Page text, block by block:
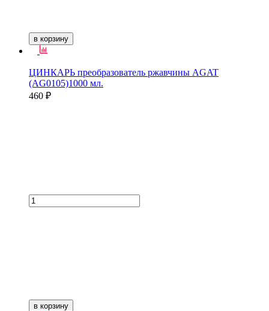
в корзину
ЦИНКАРЬ преобразователь ржавчины AGAT
(AG0105)1000 мл.
460 ₽
в корзину